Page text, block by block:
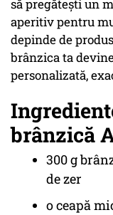
să pregătești un
aperitiv pentru
depinde de
brânzica ta
personalizată,
brânzică
300 g
de zer
o ceapă